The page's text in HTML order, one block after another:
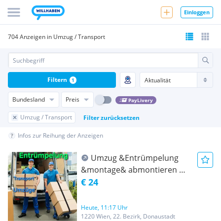
Einloggen
704 Anzeigen in Umzug / Transport
Bundesland Preis PayLivery
Umzug / Transport Filter zurücksetzen
Filtern 1
Infos zur Reihung der Anzeigen
Umzug &Entrümpelung
&montage& abmontieren &
Transport Wien und ganz
€ 24
Heute, 11:17 Uhr
1220 Wien, 22. Bezirk, Donaustadt